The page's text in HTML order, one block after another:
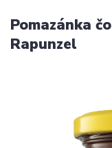
Pomazánka
Rapunzel